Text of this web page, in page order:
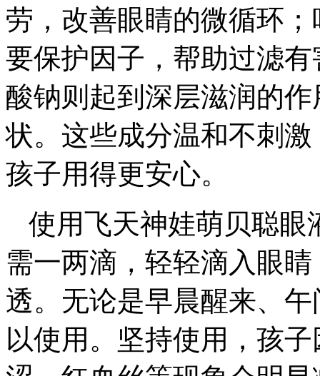
劳，改善眼睛的微循环
要保护因子，帮助过滤
酸钠则起到深层滋润的
状。这些成分温和不刺
孩子用得更安心。
使用飞天神娃萌贝聪眼
需一两滴，轻轻滴入眼
透。无论是早晨醒来、
以使用。坚持使用，孩